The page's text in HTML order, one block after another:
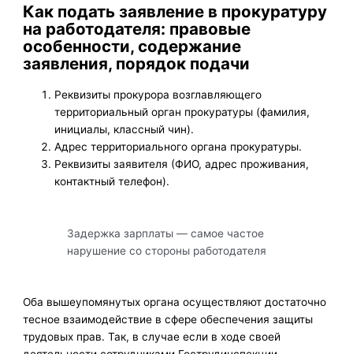
Как подать заявление в прокуратуру
на работодателя: правовые
особенности, содержание
заявления, порядок подачи
Реквизиты прокурора возглавляющего
территориальный орган прокуратуры (фамилия,
инициалы, классный чин).
Адрес территориального органа прокуратуры.
Реквизиты заявителя (ФИО, адрес проживания,
контактный телефон).
Задержка зарплаты — самое частое
нарушение со стороны работодателя
Оба вышеупомянутых органа осуществляют достаточно
тесное взаимодействие в сфере обеспечения защиты
трудовых прав. Так, в случае если в ходе своей